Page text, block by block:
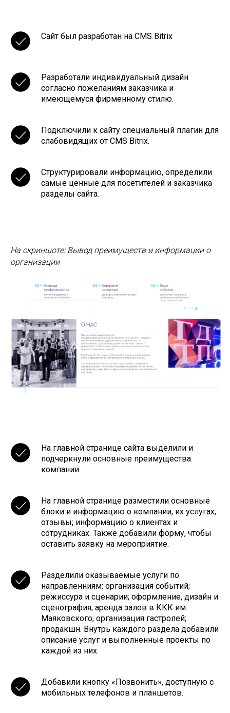
Сайт был разработан на CMS Bitrix
Разработали индивидуальный дизайн
согласно пожеланиям заказчика и
имеющемуся фирменному стилю.
Подключили к сайту специальный плагин для
слабовидящих от CMS Bitrix.
Структурировали информацию, определили
самые ценные для посетителей и заказчика
разделы сайта.
На скриншоте: Вывод преимуществ и информации о
организации
На главной странице сайта выделили и
подчеркнули основные преимущества
компании.
На главной странице разместили основные
блоки и информацию о компании, их услугах;
отзывы; информацию о клиентах и
сотрудниках. Также добавили форму, чтобы
оставить заявку на мероприятие.
Разделили оказываемые услуги по
направленниям: организация событий;
режиссура и сценарии; оформление, дизайн и
сценография; аренда залов в ККК им.
Маяковского; организация гастролей;
продакшн. Внутрь каждого раздела добавили
описание услуг и выполненные проекты по
каждой из них.
Добавили кнопку «Позвонить», доступную с
мобильных телефонов и планшетов.